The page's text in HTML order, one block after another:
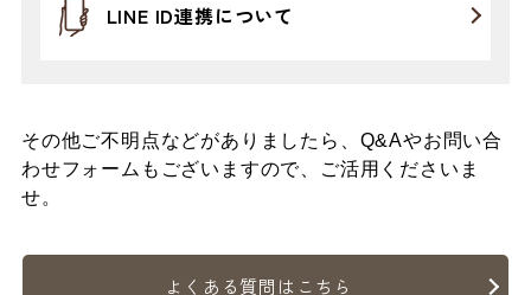
LINE ID連携について
その他ご不明点などがありましたら、Q&Aやお問い合
わせフォームもございますので、ご活用くださいま
せ。
よくある質問はこちら